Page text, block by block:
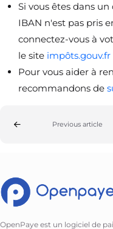
Si vous êtes dans
IBAN n'est pas pris
connectez-vous à
le site impôts.gouv.fr
Pour vous aider à
recommandons de
Previous article
OpenPaye est un logiciel de